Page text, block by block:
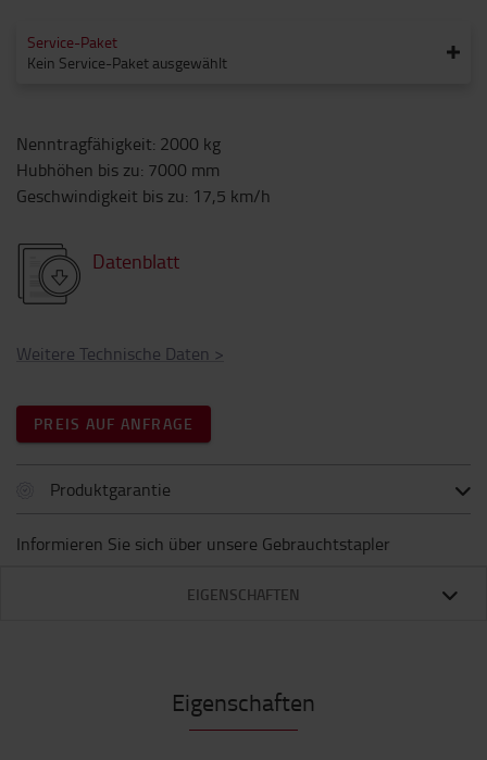
Service-Paket
Kein Service-Paket ausgewählt
Nenntragfähigkeit: 2000 kg
Hubhöhen bis zu: 7000 mm
Geschwindigkeit bis zu: 17,5 km/h
Datenblatt
Weitere Technische Daten >
PREIS AUF ANFRAGE
Produktgarantie
Informieren Sie sich über unsere Gebrauchtstapler
EIGENSCHAFTEN
Eigenschaften